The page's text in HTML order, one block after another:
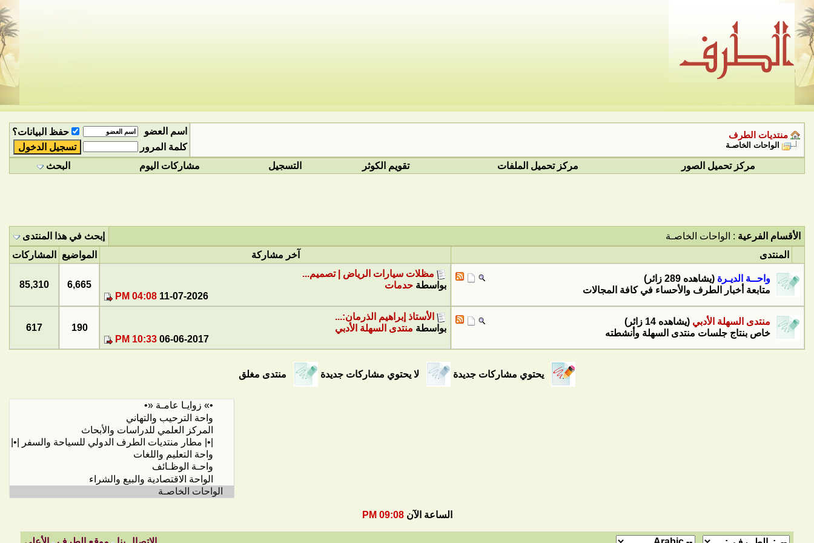
منتديات الطرف
الواحات الخاصـة
اسم العضو
حفظ البيانات؟
كلمة المرور
مركز تحميل الصور
مركز تحميل الملفات تقويم الكوثر التسجيل مشاركات اليوم البحث
الأقسام الفرعية : الواحات الخاصـة
إبحث في هذا المنتدى
المنتدى
آخر مشاركة المواضيع المشاركات
واحــة الديـرة (يشاهده 289 زائر)
متابعة أخبار الطرف والأحساء في كافة المجالات
مظلات سيارات الرياض | تصميم...
بواسطة حدمات
11-07-2026
04:08 PM
6,665
85,310
منتدى السهلة الأدبي (يشاهده 14 زائر)
خاص بنتاج جلسات منتدى السهلة وأنشطته
الأستاذ إبراهيم الذرمان:...
بواسطة منتدى السهلة الأدبي
06-06-2017
10:33 PM
190
617
يحتوي مشاركات جديدة لا يحتوي مشاركات جديدة منتدى مغلق
الساعة الآن09:08 PM